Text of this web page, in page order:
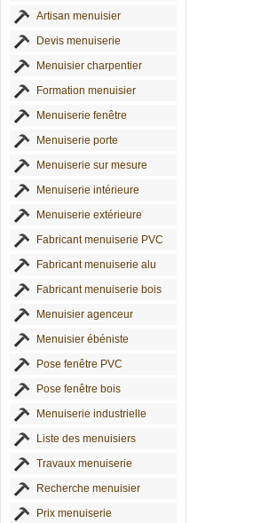
Artisan menuisier
Devis menuiserie
Menuisier charpentier
Formation menuisier
Menuiserie fenêtre
Menuiserie porte
Menuiserie sur mesure
Menuiserie intérieure
Menuiserie extérieure
Fabricant menuiserie PVC
Fabricant menuiserie alu
Fabricant menuiserie bois
Menuisier agenceur
Menuisier ébéniste
Pose fenêtre PVC
Pose fenêtre bois
Menuiserie industrielle
Liste des menuisiers
Travaux menuiserie
Recherche menuisier
Prix menuiserie